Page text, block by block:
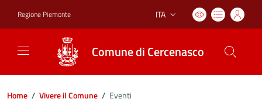
Regione Piemonte Lingua attiva:
ITA
Comune di Cercenasco
Home / Vivere il Comune / Eventi